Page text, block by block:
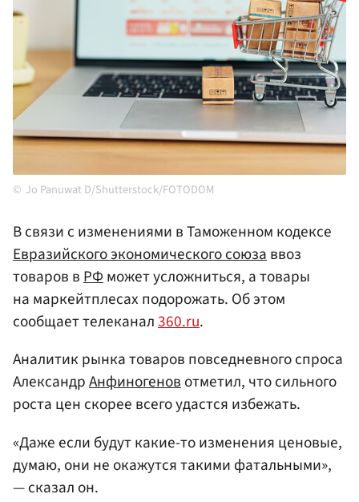
Jo Panuwat D/Shutterstock/FOTODOM
В связи с изменениями в Таможенном кодексе
Евразийского экономического союзаввоз
товаров вРФможет усложниться, а товары
на маркейтплесах подорожать. Об этом
сообщает телеканал360.ru.
Аналитик рынка товаров повседневного спроса
АлександрАнфиногеновотметил, что сильного
роста цен скорее всего удастся избежать.
«Даже если будут какие-то изменения ценовые,
думаю, они не окажутся такими фатальными»,
— сказал он.